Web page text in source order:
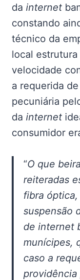
da internet
constando
técnico da
local
velocidade
a requerida
pecuniária
da internet
consumidor
“O que
reiteradas
fibra
suspensão
de internet
munícipes,
caso a
providência